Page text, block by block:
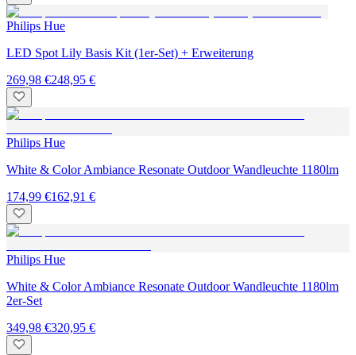
Philips Hue
LED Spot Lily Basis Kit (1er-Set) + Erweiterung
269,98 €248,95 €
Philips Hue
White & Color Ambiance Resonate Outdoor Wandleuchte 1180lm
174,99 €162,91 €
Philips Hue
White & Color Ambiance Resonate Outdoor Wandleuchte 1180lm
2er-Set
349,98 €320,95 €